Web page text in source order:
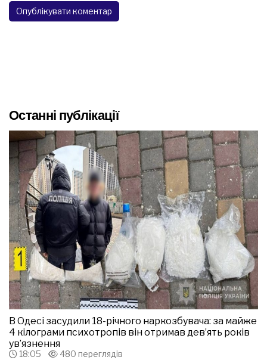
Останні публікації
В Одесі засудили 18-річного наркозбувача: за майже
4 кілограми психотропів він отримав дев’ять років
ув’язнення
18:05 480 переглядів